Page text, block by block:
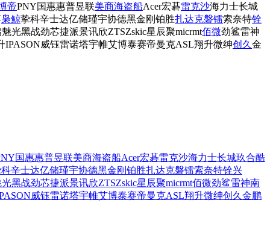
帝PNY国惠惠普昱联美商海盗船Acer宏碁雷克沙海力士长城
枭鲸挚科辛士达亿储瑾宇协德黑金刚 铂胜扎达克磐镭索奈特铨
魅光黑战劲芯捷派景讯欣ZTSZskic星辰聚micrmt佰微劲鲨雷神
IPASON威钰雷诺塔宇帷艾博泰赛帝曼克ASL翔升微绅创久 金
国惠惠普昱联美商海盗船Acer宏碁雷克沙海力士长城玖合酷
辛士达亿储瑾宇协德黑金刚 铂胜扎达克磐镭索奈特铨兴
光黑战劲芯捷派景讯欣ZTSZskic星辰聚micrmt佰微劲鲨雷神南
威钰雷诺塔宇帷艾博泰赛帝曼克ASL翔升微绅创久 金鹏